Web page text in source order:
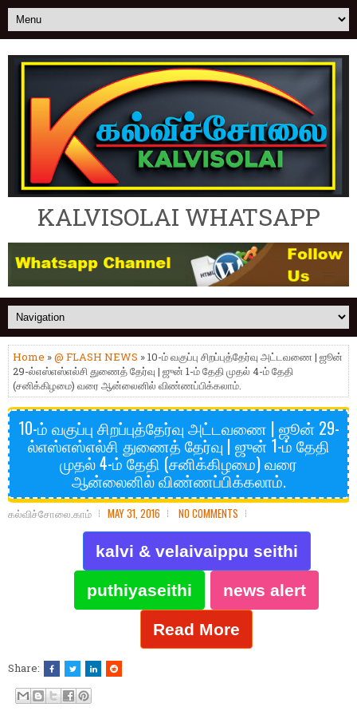
KALVISOLAI WHATSAPP
Home »@ FLASH NEWS » 10-ம் வகுப்பு சிறப்புத்தேர்வு அட்டவணை | ஜூன்
29-ல்எஸ்எஸ்எல்சி துணைத் தேர்வு | ஜுன் 1-ம் தேதி முதல் 4-ம் தேதி
(சனிக்கிழமை) வரை ஆன்லைனில் விண்ணப்பிக்கலாம்.
10-ம் வகுப்பு சிறப்புத்தேர்வு அட்டவணை | ஜூன் 29-
ல்எஸ்எஸ்எல்சி துணைத் தேர்வு | ஜுன் 1-ம் தேதி
முதல் 4-ம் தேதி (சனிக்கிழமை) வரை
ஆன்லைனில் விண்ணப்பிக்கலாம்.
கல்விச்சோலை.காம் MAY 31, 2016 NO COMMENTS
kalvi & velaivaippu seithi
puthiyaseithi news alert
Read More
Share: